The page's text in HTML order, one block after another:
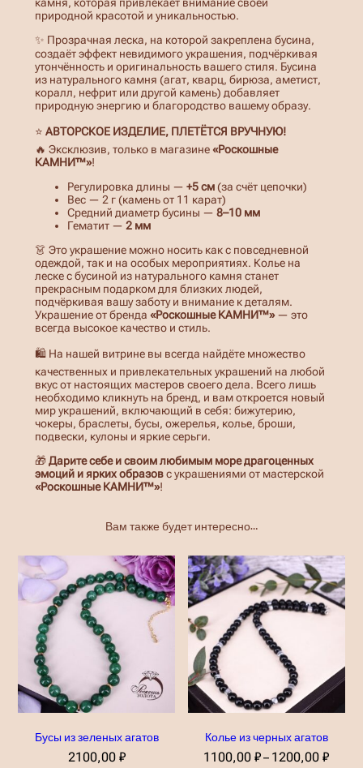
природной красотой и уникальностью.
✨ Прозрачная леска, на которой закреплена бусина,
создаёт эффект невидимого украшения, подчёркивая
утончённость и оригинальность вашего стиля. Бусина
из натурального камня (агат, кварц, бирюза, аметист,
коралл, нефрит или другой камень) добавляет
природную энергию и благородство вашему образу.
⭐ АВТОРСКОЕ ИЗДЕЛИЕ, ПЛЕТЁТСЯ ВРУЧНУЮ!
🔥 Эксклюзив, только в магазине «Роскошные
КАМНИ™»!
Регулировка длины — +5 см(за счёт цепочки)
Вес — 2 г (камень от 11 карат)
Средний диаметр бусины — 8–10 мм
Гематит — 2 мм
👗 Это украшение можно носить как с повседневной
одеждой, так и на особых мероприятиях. Колье на
леске с бусиной из натурального камня станет
прекрасным подарком для близких людей,
подчёркивая вашу заботу и внимание к деталям.
Украшение от бренда «Роскошные КАМНИ™»— это
всегда высокое качество и стиль.
🛍️ На нашей витрине вы всегда найдёте множество
качественных и привлекательных украшений на любой
вкус от настоящих мастеров своего дела. Всего лишь
необходимо кликнуть на бренд, и вам откроется новый
мир украшений, включающий в себя: бижутерию,
чокеры, браслеты, бусы, ожерелья, колье, броши,
подвески, кулоны и яркие серьги.
🎁 Дарите себе и своим любимым море драгоценных
эмоций и ярких образовс украшениями от мастерской
«Роскошные КАМНИ™»!
Вам также будет интересно…
Бусы из зеленых агатов
2100,00 ₽
Колье из черных агатов
1100,00₽ – 1200,00₽Д